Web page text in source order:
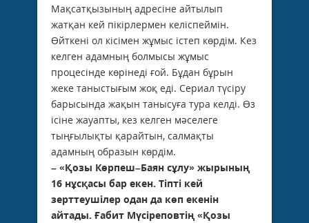
Мақ­сат­қызының адресіне айтылып
жатқан кей пікірлермен келіспеймін.
Өйткені ол кісі­мен жұмыс істеп көрдім. Кез
келген адам­ның болмысы жұмыс
процесінде көрінеді ғой. Бұдан бұрын
жеке таныстығым жоқ еді. Сериал түсіру
барысында жақын танысуға тура келді. Өз
ісіне жауапты, кез келген мә­селеге
тыңғылықты қарайтын, салмақты
адамның образын көрдім.
– «Қозы Көрпеш–Баян сұлу» жырының
16 нұсқасы бар екен. Тіпті кей
зерттеушілер одан да көп екенін
айтады. Ғабит Мүсі­реповтің «Қозы